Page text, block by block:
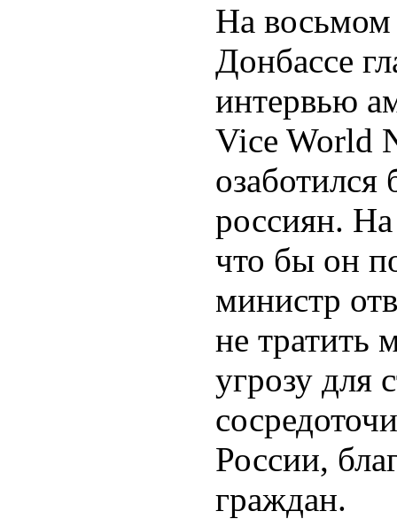
На
Донбассе
интервью
Vice World
озаботился
россиян.
что бы он
министр
не тратить
угрозу для
России,
граждан.